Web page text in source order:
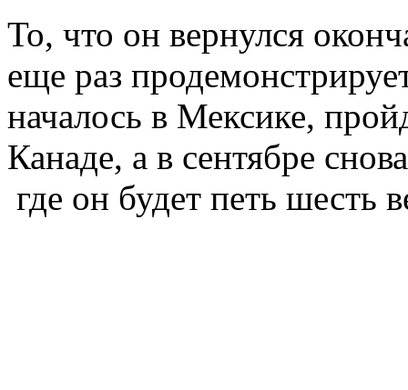
То, что он вернулся
еще раз
началось в Мексике,
Канаде, а в сентябре
где он будет петь шесть